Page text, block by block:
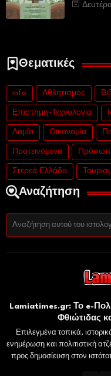
Θεματικές
info Αθλητισμός
Επιστήμη-Τεχνολογία
Λαμία Οικονομία
Προτεινόμενα
Στερεά Ελλάδα
Αναζήτηση
Lamiatimes.gr: Το e-
Φθιώτιδας
Επιλεγμένα τοπικά,
ενημέρωση και πολιτιστική
προς δημοσίευση στον